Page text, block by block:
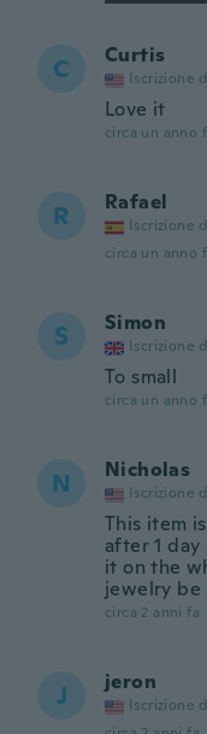
C Curtis
Iscrizione
Love it
circa un anno
R Rafael
Iscrizione
circa un anno
S Simon
Iscrizione
To small
circa un anno
N Nicholas
Iscrizione
This item
after 1
it on the
jewelry be
circa 2 anni fa
J jeron
Iscrizione